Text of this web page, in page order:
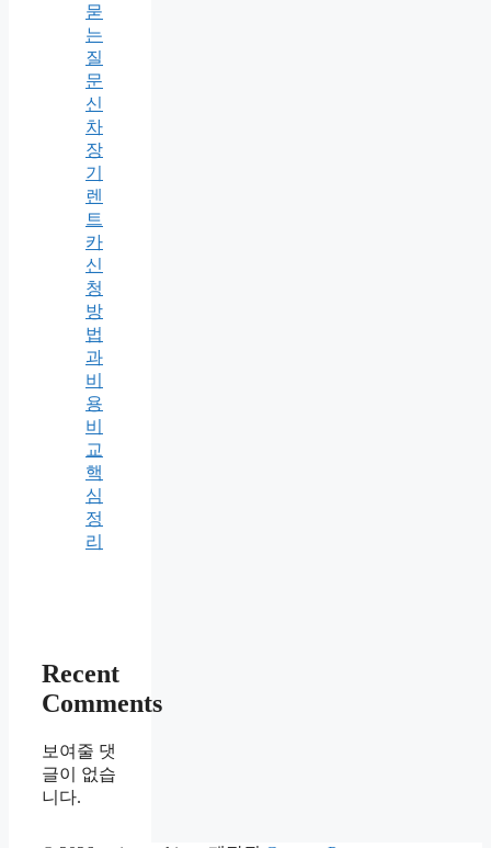
묻
는
질
문
신
차
장
기
렌
트
카
신
청
방
법
과
비
용
비
교
핵
심
정
리
Recent
Comments
보여줄 댓
글이 없습
니다.